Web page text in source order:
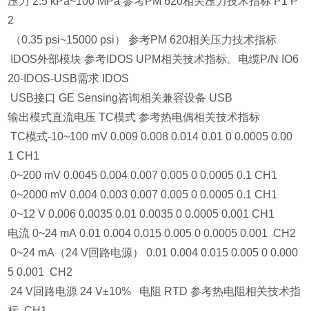
2
（0.35 psi~15000 psi） 参考PM 620相关压力技术指标
IDOS外部模块 参考IDOS UPM相关技术指标。电缆P/N IO6
20-IDOS-USB需求 IDOS
USB接口 GE Sensing咨询相关兼容设备 USB
输出模式直流电压 TC模式 参考热电偶相关技术指标
TC模式-10~100 mV 0.009 0.008 0.014 0.01 0 0.0005 0.00
1 CH1
0~200 mV 0.0045 0.004 0.007 0.005 0 0.0005 0.1 CH1
0~2000 mV 0.004 0.003 0.007 0.005 0 0.0005 0.1 CH1
0~12 V 0.006 0.0035 0.01 0.0035 0 0.0005 0.001 CH1
电流 0~24 mA 0.01 0.004 0.015 0.005 0 0.0005 0.001 CH2
0~24 mA（24 V回路电源） 0.01 0.004 0.015 0.005 0 0.000
5 0.001 CH2
24 V回路电源 24 V±10% 电阻 RTD 参考热电阻相关技术指